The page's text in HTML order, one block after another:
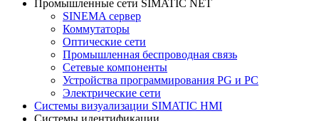
Промышленные сети SIMATIC NET
SINEMA сервер
Коммутаторы
Оптические сети
Промышленная беспроводная связь
Сетевые компоненты
Устройства программирования PG и PC
Электрические сети
Системы визуализации SIMATIC HMI
Системы идентификации